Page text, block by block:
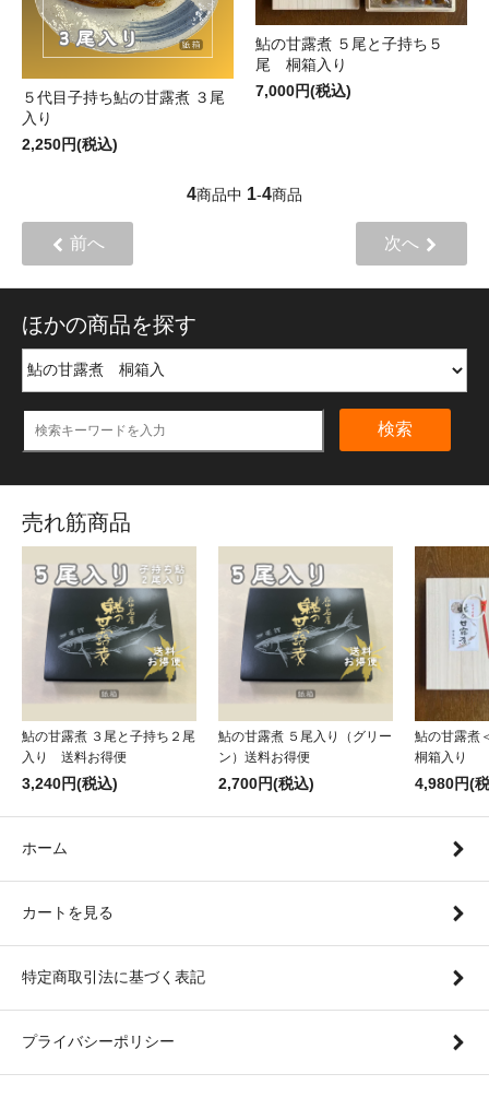
５代目子持ち鮎の甘露煮 ３尾
入り
2,250円(税込)
鮎の甘露煮 ５尾と子持ち５
尾 桐箱入り
7,000円(税込)
4商品中 1-4商品
前へ 次へ
ほかの商品を探す
検索
売れ筋商品
鮎の甘露煮 ３尾と子持ち２尾
入り 送料お得便
3,240円(税込)
鮎の甘露煮 ５尾入り（グリー
ン）送料お得便
2,700円(税込)
鮎の甘露
桐箱入り
4,980円(
ホーム
カートを見る
特定商取引法に基づく表記
プライバシーポリシー